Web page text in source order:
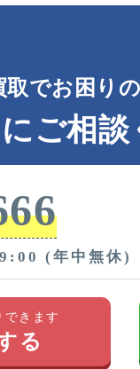
取でお困り
ご相
(年中無休)
できます
る